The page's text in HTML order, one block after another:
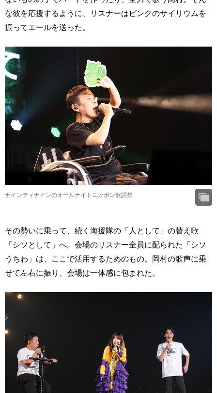
な彼を応援するように、リスナーはピンクのサイリウムを
振ってエールを送った。
ナインティナインのオールナイトニッポン歌謡祭
その勢いに乗って、続く海援隊の「人として」の替え歌
「シソとして」へ。会場のリスナー全員に配られた「シソ
うちわ」は、ここで活用するためのもの。岡村の歌声に乗
せて左右に振り、会場は一体感に包まれた。